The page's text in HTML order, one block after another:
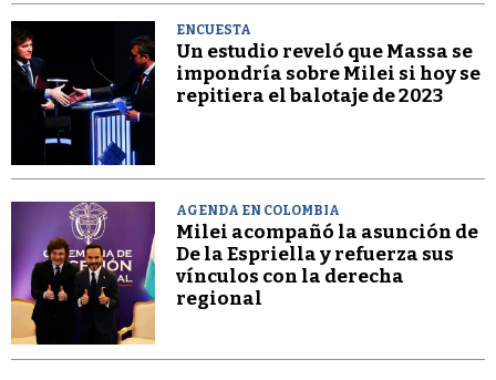
ENCUESTA
Un estudio reveló que Massa se
impondría sobre Milei si hoy se
repitiera el balotaje de 2023
AGENDA EN COLOMBIA
Milei acompañó la asunción de
De la Espriella y refuerza sus
vínculos con la derecha
regional